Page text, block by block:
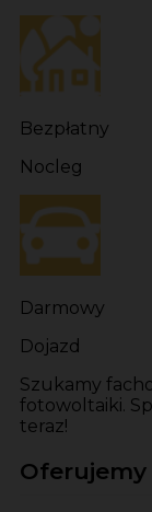
Bezpłatny
Nocleg
Darmowy
Dojazd
Szukamy
fotowoltaiki.
teraz!
Oferujemy